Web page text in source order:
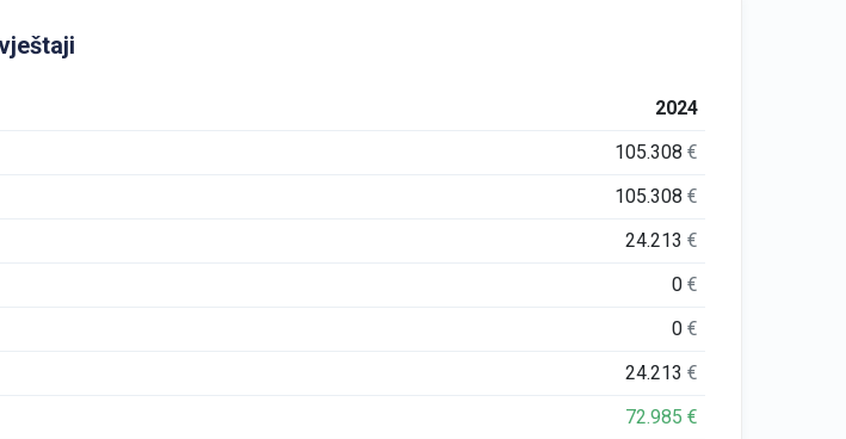
2024
105.308€
105.308€
24.213€
0€
0€
24.213€
72.985€